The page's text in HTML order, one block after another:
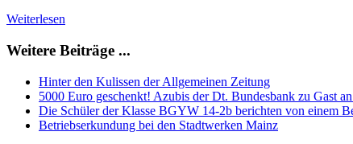
Weiterlesen
Weitere Beiträge ...
Hinter den Kulissen der Allgemeinen Zeitung
5000 Euro geschenkt! Azubis der Dt. Bundesbank zu Gast
Die Schüler der Klasse BGYW 14-2b berichten von einem
Betriebserkundung bei den Stadtwerken Mainz